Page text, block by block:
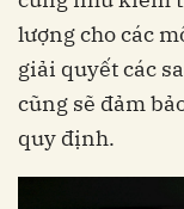
lượng cho các
giải quyết các
cũng sẽ đảm
quy định.